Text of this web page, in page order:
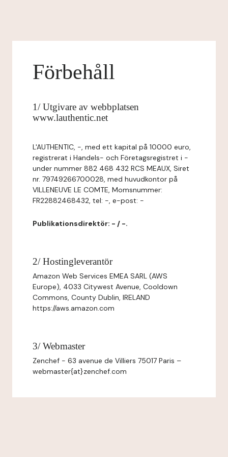
Förbehåll
1/ Utgivare av webbplatsen
www.lauthentic.net
L'AUTHENTIC, -, med ett kapital på 10000 euro,
registrerat i Handels- och Företagsregistret i -
under nummer 882 468 432 RCS MEAUX, Siret
nr. 79749266700028, med huvudkontor på
VILLENEUVE LE COMTE, Momsnummer:
FR22882468432, tel: -, e-post: -
Publikationsdirektör: - / -.
2/ Hostingleverantör
Amazon Web Services EMEA SARL (AWS
Europe), 4033 Citywest Avenue, Cooldown
Commons, County Dublin, IRELAND
https://aws.amazon.com
3/ Webmaster
Zenchef - 63 avenue de Villiers 75017 Paris –
webmaster{at}zenchef.com